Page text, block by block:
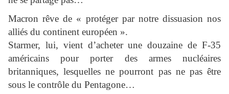
Macron rêve de « protéger par notre dissuasion nos
alliés du continent européen ».
Starmer, lui, vient d’acheter une douzaine de F-35
américains pour porter des armes nucléaires
britanniques, lesquelles ne pourront pas ne pas être
sous le contrôle du Pentagone…